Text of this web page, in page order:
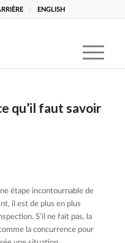
ENGLISH
qu’il faut savoir
étape incontournable de
il est de plus en plus
S’il ne fait pas, la
la concurrence pour